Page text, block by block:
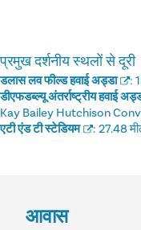
प्रमुख दर्शनीय स्थलों से दूरी
डलास लव फील्ड हवाई अड्डा :
डीएफडब्ल्यू अंतर्राष्ट्रीय हवाई
Kay Bailey Hutchison
एटी एंड टी स्टेडियम
: 27.48
आवास